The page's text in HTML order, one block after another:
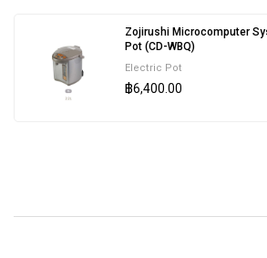
Zojirushi Microcomputer
Pot (CD-WBQ)
Electric Pot
฿6,400.00